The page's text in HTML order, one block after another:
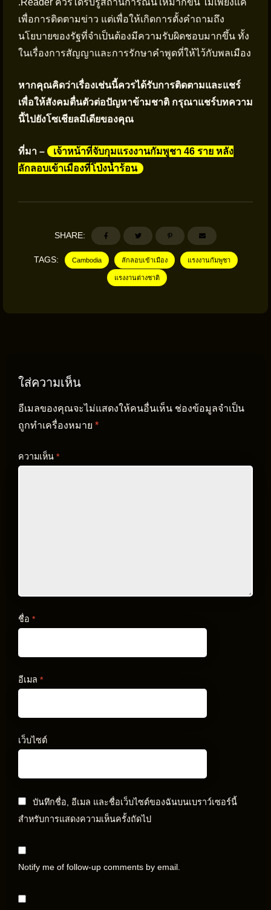
.Reader ควรได้รับรู้สถานการณ์นี้ให้มากขึ้น ไม่เพียงแค่
เพื่อการติดตามข่าว แต่เพื่อให้เกิดการตั้งคำถามถึง
นโยบายของรัฐที่จำเป็นต้องมีความรับผิดชอบมากขึ้น ทั้ง
ในเรื่องการสัญญาและการรักษาคำพูดที่ให้ไว้กับพลเมือง
หากคุณคิดว่าเรื่องเช่นนี้ควรได้รับการติดตามและแชร์
เพื่อให้สังคมตื่นตัวต่อปัญหาข้ามชาติ กรุณาแชร์บทความ
นี้ไปยังโซเชียลมีเดียของคุณ
ที่มา –
เจ้าหน้าที่จับกุมแรงงานกัมพูชา 46 ราย หลัง
ลักลอบเข้าเมืองที่โป่งน้ำร้อน
SHARE:
TAGS: Cambodia ลักลอบเข้าเมือง แรงงานกัมพูชา
แรงงานต่างชาติ
ใส่ความเห็น
อีเมลของคุณจะไม่แสดงให้คนอื่นเห็น ช่องข้อมูลจำเป็น
ถูกทำเครื่องหมาย *
ความเห็น *
ชื่อ *
อีเมล *
เว็บไซต์
บันทึกชื่อ, อีเมล และชื่อเว็บไซต์ของฉันบนเบราว์เซอร์นี้
สำหรับการแสดงความเห็นครั้งถัดไป
Notify me of follow-up comments by email.